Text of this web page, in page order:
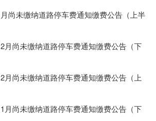
尚未缴纳道路停车费通知缴费公告（上半
月尚未缴纳道路停车费通知缴费公告（下
月尚未缴纳道路停车费通知缴费公告（上
月尚未缴纳道路停车费通知缴费公告（下